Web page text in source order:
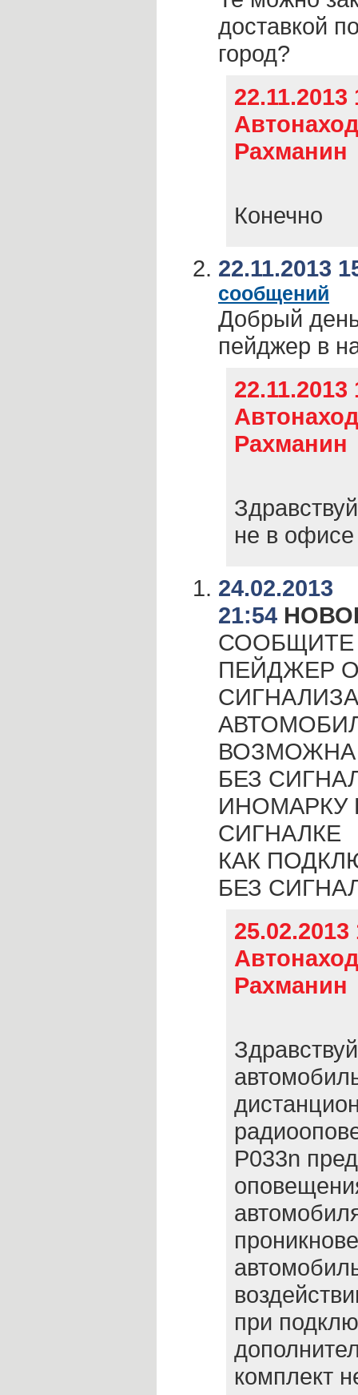
доставкой
город?
22.11.2013
Рахманин
Конечно
22.11.2013
сообщений
Добрый
пейджер в
22.11.2013
Рахманин
не в
24.02.2013
21:54
СООБЩИТЕ
ПЕЙДЖЕР
ВОЗМОЖНА
БЕЗ
ИНОМАРКУ
СИГНАЛКЕ
КАК
БЕЗ
25.02.2013
Рахманин
P033n
при
комплект